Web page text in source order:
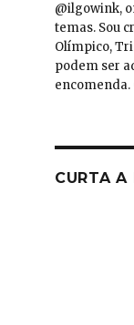
@ilgowink,
temas. Sou
Olímpico,
podem ser
CURTA A